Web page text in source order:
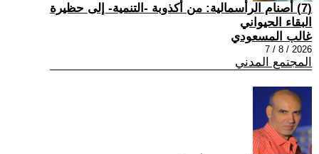
(7) أصنام الرأسمالية: من أكذوبة -التنمية- إلى حظيرة
البقاء الحيواني
غالب المسعودي
2026 / 8 / 7
المجتمع المدني